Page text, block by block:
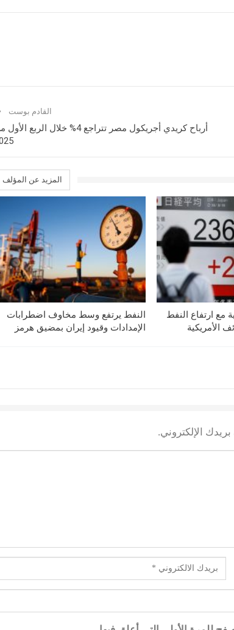
القادم بوست
أرباح كريدي أجريكول مصر تتراجع 4% خلال الربع
المزيد عن المؤلف
مع ارتفاع النفط
الأمريكية
النفط يرتفع وسط مخاوف اضطرابات
الإمدادات وقيود إيران بمضيق هرمز
الإلكتروني.